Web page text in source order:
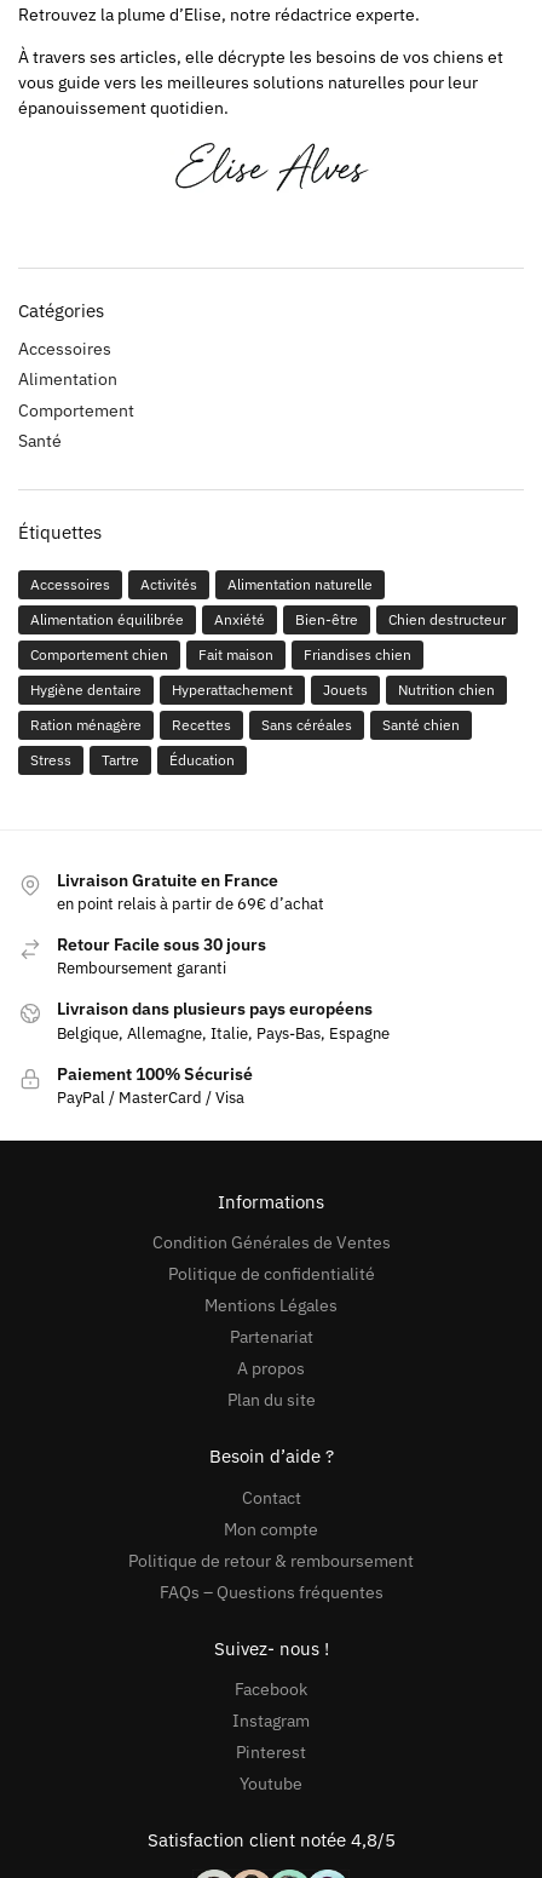
Retrouvez la plume d’Elise, notre rédactrice experte.
À travers ses articles, elle décrypte les besoins de vos chiens et
vous guide vers les meilleures solutions naturelles pour leur
épanouissement quotidien.
Catégories
Accessoires
Alimentation
Comportement
Santé
Étiquettes
Accessoires Activités
Alimentation naturelle
Alimentation équilibrée
Anxiété Bien-être
Chien destructeur
Comportement chien
Fait maison
Friandises chien
Hygiène dentaire
Hyperattachement Jouets
Nutrition chien
Ration ménagère
Recettes Sans céréales
Santé chien
Stress
Tartre Éducation
Livraison Gratuite en France
en point relais à partir de 69€ d’achat
Retour Facile sous 30 jours
Remboursement garanti
Livraison dans plusieurs pays européens
Belgique, Allemagne, Italie, Pays-Bas, Espagne
Paiement 100% Sécurisé
PayPal / MasterCard / Visa
Informations
Condition Générales de Ventes
Politique de confidentialité
Mentions Légales
Partenariat
A propos
Plan du site
Besoin d’aide ?
Contact
Mon compte
Politique de retour & remboursement
FAQs – Questions fréquentes
Suivez- nous !
Facebook
Instagram
Pinterest
Youtube
Satisfaction client notée 4,8/5